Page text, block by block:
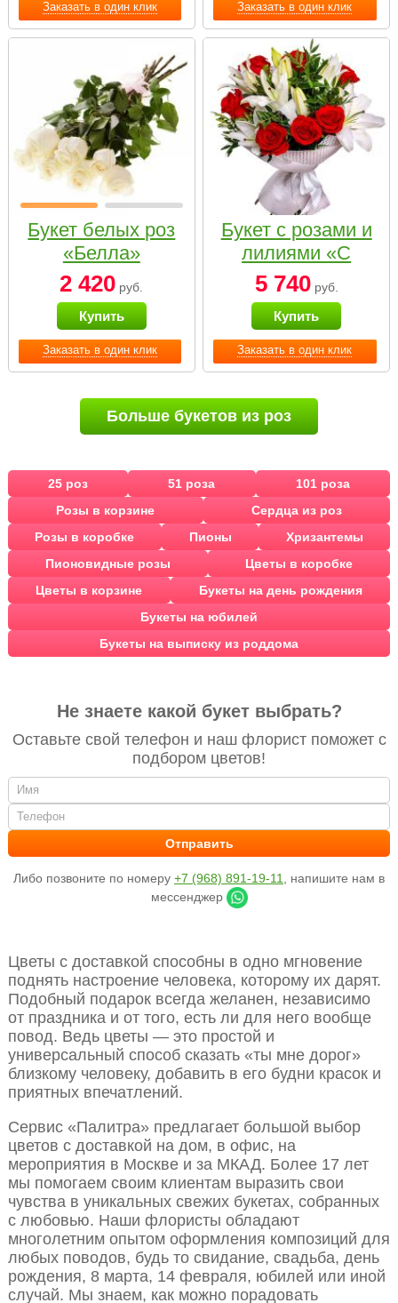
Заказать в один клик Заказать в один клик
Заказать в один клик
Букет белых роз
«Белла»
2 420 руб.
Купить
Заказать в один клик
Букет с розами и
лилиями «С
наилучшими
пожеланиями»
5 740руб.
Купить
Больше букетов из роз
25 роз 51 роза
101 роза
Розы в корзине
Сердца из роз
Розы в коробке
Пионы
Хризантемы
Пионовидные розы
Цветы в коробке
Цветы в корзине
Букеты на день рождения
Букеты на юбилей
Букеты на выписку из роддома
Не знаете какой букет выбрать?
Оставьте свой телефон и наш флорист поможет с
подбором цветов!
Либо позвоните по номеру +7 (968) 891-19-11
, напишите нам в
мессенджер
Цветы с доставкой способны в одно мгновение
поднять настроение человека, которому их дарят.
Подобный подарок всегда желанен, независимо
от праздника и от того, есть ли для него вообще
повод. Ведь цветы — это простой и
универсальный способ сказать «ты мне дорог»
близкому человеку, добавить в его будни красок и
приятных впечатлений.
Сервис «Палитра» предлагает большой выбор
цветов с доставкой на дом, в офис, на
мероприятия в Москве и за МКАД. Более 17 лет
мы помогаем своим клиентам выразить свои
чувства в уникальных свежих букетах, собранных
с любовью. Наши флористы обладают
многолетним опытом оформления композиций для
любых поводов, будь то свидание, свадьба, день
рождения, 8 марта, 14 февраля, юбилей или иной
случай. Мы знаем, как можно порадовать